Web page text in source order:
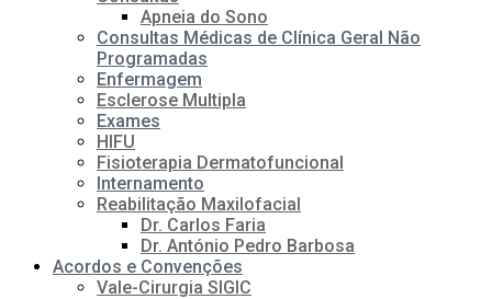
Apneia do Sono
Consultas Médicas de Clínica Geral Não
Programadas
Enfermagem
Esclerose Multipla
Exames
HIFU
Fisioterapia Dermatofuncional
Internamento
Reabilitação Maxilofacial
Dr. Carlos Faria
Dr. António Pedro Barbosa
Acordos e Convenções
Vale-Cirurgia SIGIC